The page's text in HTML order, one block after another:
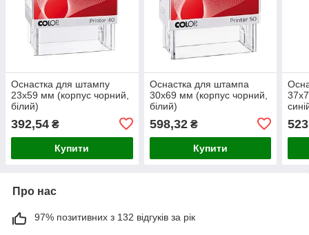
Оснастка для штампу
23x59 мм (корпус чорний,
білий)
392,54 ₴
Купити
Оснастка для штампа
30x69 мм (корпус чорний,
білий)
598,32₴
Купити
Про нас
97% позитивних з 132 відгуків за рік